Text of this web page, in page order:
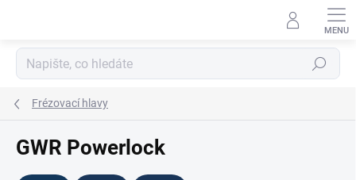
Hledat
Frézovací hlavy
GWR Powerlock